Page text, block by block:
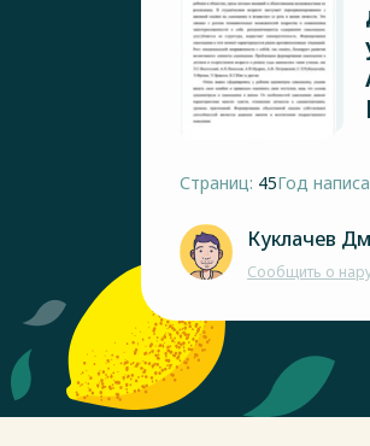
Страниц: 45Год
Куклачев
Сообщить о